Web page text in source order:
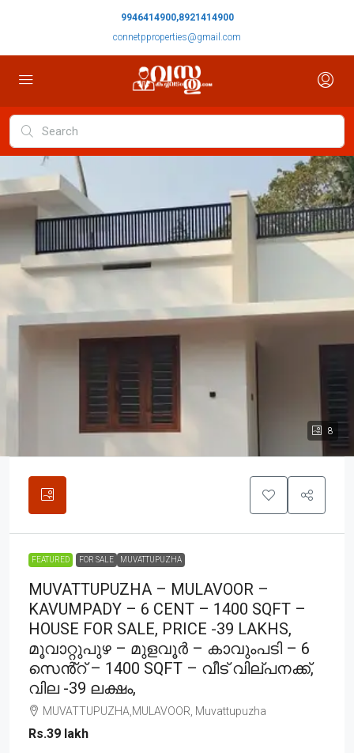
9946414900,8921414900
connetpproperties@gmail.com
8
FEATURED FOR SALE MUVATTUPUZHA
MUVATTUPUZHA – MULAVOOR –
KAVUMPADY – 6 CENT – 1400 SQFT –
HOUSE FOR SALE, PRICE -39 LAKHS,
മൂവാറ്റുപുഴ – മുളവൂർ – കാവുംപടി – 6
സെൻ്റ് – 1400 SQFT – വീട് വില്പനക്ക്,
വില -39 ലക്ഷം,
MUVATTUPUZHA,MULAVOOR, Muvattupuzha
Rs.39 lakh